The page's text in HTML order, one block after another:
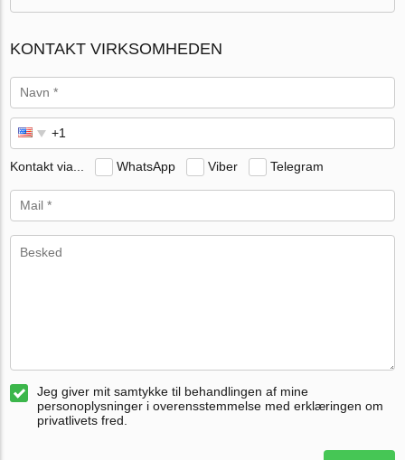
KONTAKT VIRKSOMHEDEN
Kontakt via... WhatsApp Viber Telegram
Jeg giver mit samtykke til behandlingen af mine
personoplysninger i overensstemmelse med erklæringen om
privatlivets fred.